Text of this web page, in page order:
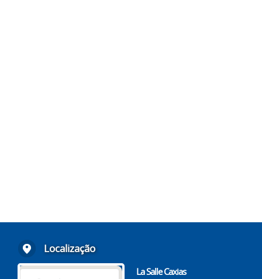
Localização
La Salle Caxias